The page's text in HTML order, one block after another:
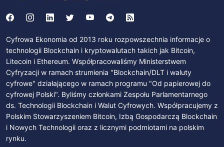
Cyfrowa Ekonomia od 2013 roku rozpowszechnia informacje o
technologii Blockchain i kryptowalutach takich jak Bitcoin,
Litecoin i Ethereum. Współpracowaliśmy Ministerstwem
Cyfryzacji w ramach strumienia "Blockchain/DLT i waluty
cyfrowe" działającego w ramach programu "Od papierowej do
cyfrowej Polski". Byliśmy członkami Zespołu Parlamentarnego
ds. Technologii Blockchain i Walut Cyfrowych. Współpracujemy z
Polskim Stowarzyszeniem Bitcoin, Izbą Gospodarczą Blockchain
i Nowych Technologii oraz z licznymi podmiotami na polskim
rynku.